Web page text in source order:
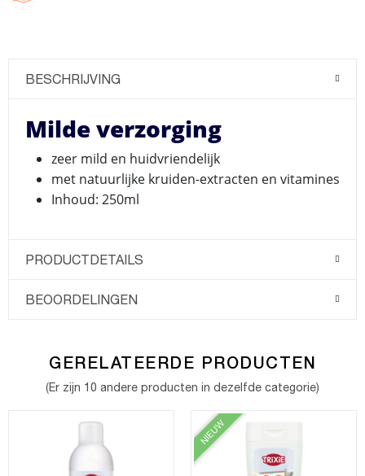
BESCHRIJVING
Milde verzorging
zeer mild en huidvriendelijk
met natuurlijke kruiden-extracten en vitamines
Inhoud: 250ml
PRODUCTDETAILS
BEOORDELINGEN
GERELATEERDE PRODUCTEN
(Er zijn 10 andere producten in dezelfde categorie)
NIEUW